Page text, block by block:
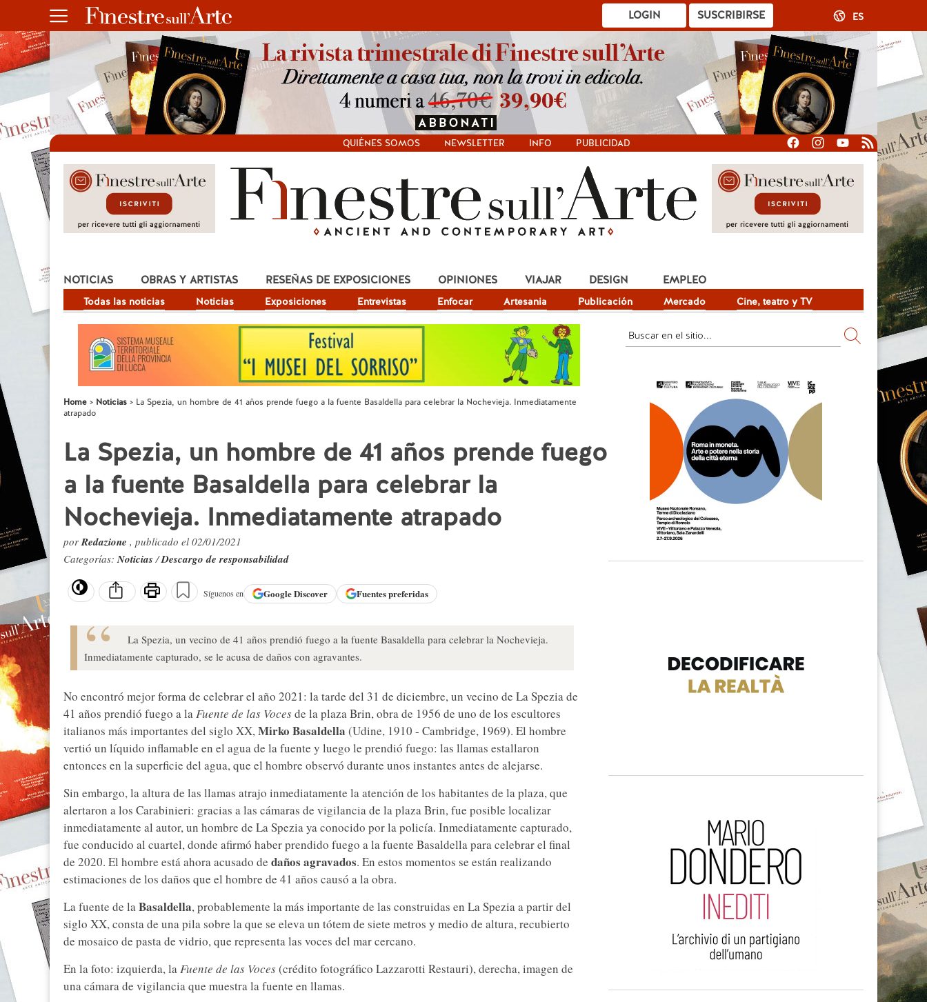
SUSCRIBIRSE
LOGIN ES
QUIÉNES SOMOS NEWSLETTER INFO PUBLICIDAD
NOTICIAS
Todas las noticias Noticias Exposiciones Entrevistas Enfocar Artesania Publicación Mercado Cine, teatro y TV
OBRAS Y ARTISTAS RESEÑAS DE EXPOSICIONES OPINIONES VIAJAR DESIGN EMPLEO
Home Noticias
La Spezia, un hombre de 41 años prende fuego a la fuente Basaldella para celebrar la Nochevieja. Inmediatamente
atrapado
La Spezia, un hombre de 41 años prende fuego
a la fuente Basaldella para celebrar la
Nochevieja. Inmediatamente atrapado
porRedazione , publicado el 02/01/2021
Categorías:Noticias/Descargo de responsabilidad
Síguenos en GoogleDiscover Fuentes preferidas
La Spezia, un vecino de 41 años prendió fuego a la fuente Basaldella para celebrar la Nochevieja.
Inmediatamente capturado, se le acusa de daños con agravantes.
No encontró mejor forma de celebrar el año 2021: la tarde del 31 de diciembre, un vecino de La Spezia de
41 años prendió fuego a laFuente de las Vocesde la plaza Brin, obra de 1956 de uno de los escultores
italianos más importantes del siglo XX,Mirko Basaldella (Udine, 1910 - Cambridge, 1969). El hombre
vertió un líquido inflamable en el agua de la fuente y luego le prendió fuego: las llamas estallaron
entonces en la superficie del agua, que el hombre observó durante unos instantes antes de alejarse.
Sin embargo, la altura de las llamas atrajo inmediatamente la atención de los habitantes de la plaza, que
alertaron a los Carabinieri: gracias a las cámaras de vigilancia de la plaza Brin, fue posible localizar
inmediatamente al autor, un hombre de La Spezia ya conocido por la policía. Inmediatamente capturado,
fue conducido al cuartel, donde afirmó haber prendido fuego a la fuente Basaldella para celebrar el final
de 2020. El hombre está ahora acusado de daños agravados. En estos momentos se están realizando
estimaciones de los daños que el hombre de 41 años causó a la obra.
La fuente de laBasaldella, probablemente la más importante de las construidas en La Spezia a partir del
siglo XX, consta de una pila sobre la que se eleva un tótem de siete metros y medio de altura, recubierto
de mosaico de pasta de vidrio, que representa las voces del mar cercano.
En la foto: izquierda, laFuente de las Voces(crédito fotográfico Lazzarotti Restauri), derecha, imagen de
una cámara de vigilancia que muestra la fuente en llamas.